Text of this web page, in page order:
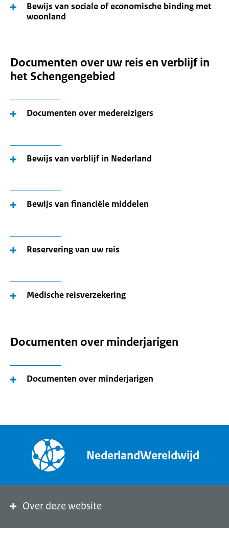
Bewijs van sociale of economische binding met
woonland
Documenten over uw reis en verblijf in
het Schengengebied
Documenten over medereizigers
Bewijs van verblijf in Nederland
Bewijs van financiële middelen
Reservering van uw reis
Medische reisverzekering
Documenten over minderjarigen
Documenten over minderjarigen
NederlandWereldwijd
Over deze website